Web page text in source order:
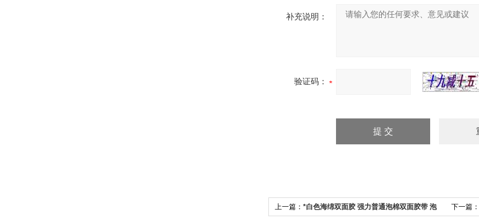
补充说明：
验证码：
上一篇： *白色海绵双面胶 强力普通泡棉双面胶带 泡 下一篇：